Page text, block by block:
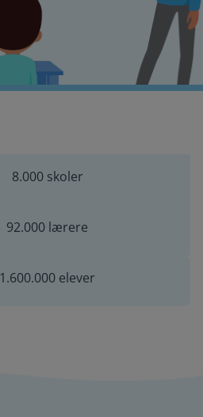
8.000 skoler
92.000 lærere
1.600.000 elever